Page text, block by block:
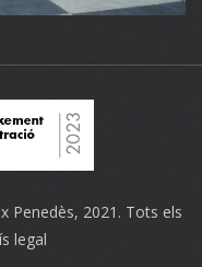
Penedès, 2021. Tots els
legal